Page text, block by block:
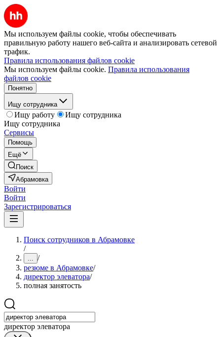
Мы используем файлы cookie, чтобы обеспечивать
правильную работу нашего веб-сайта и анализировать сетевой
трафик.
Правила использования файлов cookie
Мы используем файлы cookie. Правила использования
файлов cookie
Понятно
Ищу сотрудника
Ищу работу
Ищу сотрудника
Ищу сотрудника
Сервисы
Помощь
Ещё
Поиск
Абрамовка
Войти
Войти
Зарегистрироваться
Поиск сотрудников в Абрамовке
/
... /
резюме в Абрамовке/
директор элеватора/
полная занятость
директор элеватора